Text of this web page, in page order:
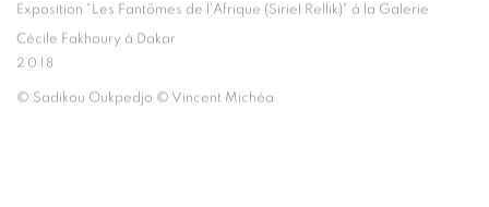
Exposition "Les Fantômes de l’Afrique (Siriel Rellik)" à la Galerie
Cécile Fakhoury à Dakar
2018
© Sadikou Oukpedjo © Vincent Michéa